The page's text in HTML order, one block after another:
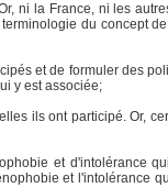
ni la France, ni les
du concept
et de formuler des
y est associée;
ils ont participé. Or,
et d'intolérance
et l'intolérance